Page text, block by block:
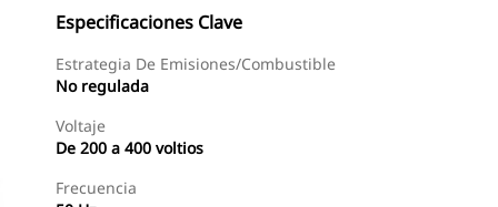
Especificaciones Clave
Estrategia De Emisiones/combustible
No regulada
Voltaje
De 200 a 400 voltios
Frecuencia